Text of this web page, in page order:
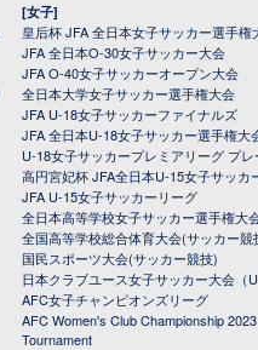
[女子]
皇后杯 JFA 全日本女子サッカー選手権
JFA 全日本O-30女子サッカー大会
JFA O-40女子サッカーオープン大会
全日本大学女子サッカー選手権大会
JFA U-18女子サッカーファイナルズ
JFA 全日本U-18女子サッカー選手権大
U-18女子サッカープレミアリーグ プレ
高円宮妃杯 JFA全日本U-15女子サッカ
JFA U-15女子サッカーリーグ
全日本高等学校女子サッカー選手権大
全国高等学校総合体育大会(サッカー競
国民スポーツ大会(サッカー競技)
日本クラブユース女子サッカー大会（
AFC女子チャンピオンズリーグ
AFC Women's Club Championship
Tournament